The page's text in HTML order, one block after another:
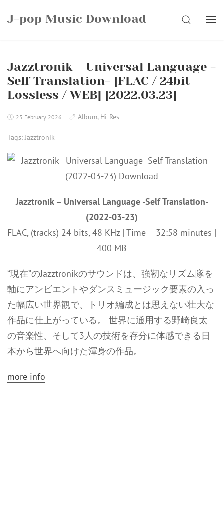
J-pop Music Download SEARCH
Jazztronik – Universal Language -
Self Translation- [FLAC / 24bit
Lossless / WEB] [2022.03.23]
23 February 2026 Album, Hi-Res
Tags:Jazztronik
Jazztronik – Universal Language -Self Translation-
(2022-03-23)
FLAC, (tracks) 24 bits, 48 KHz | Time – 32:58 minutes |
400 MB
“現在”のJazztronikのサウンドは、強靭なリズム隊を
軸にアンビエントやダンスミュージック要素の入っ
た幅広い世界観で、トリオ編成とは思えない壮大な
作品に仕上がっている。 世界に通用する野崎良太
の音楽性、そして3人の技術を存分に体感できる日
本から世界へ向けた渾身の作品。
more info